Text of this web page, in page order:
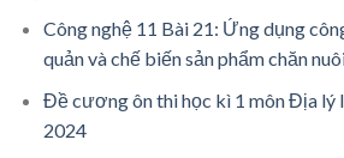
Công nghệ 11 Bài 21: Ứng dụng
quản và chế biến sản phẩm chăn
Đề cương ôn thi học kì 1 môn Địa lý
2024